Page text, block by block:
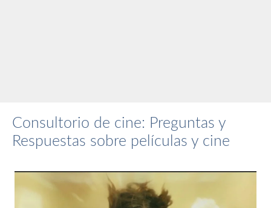
Consultorio de cine: Preguntas y
Respuestas sobre películas y cine